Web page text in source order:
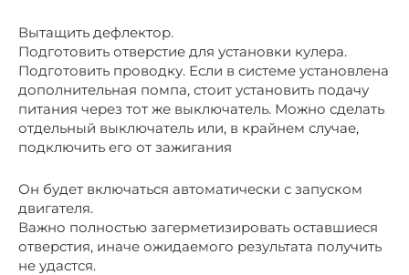
Вытащить дефлектор.
Подготовить отверстие для установки кулера.
Подготовить проводку. Если в системе установлена
дополнительная помпа, стоит установить подачу
питания через тот же выключатель. Можно сделать
отдельный выключатель или, в крайнем случае,
подключить его от зажигания
Он будет включаться автоматически с запуском
двигателя.
Важно полностью загерметизировать оставшиеся
отверстия, иначе ожидаемого результата получить
не удастся.